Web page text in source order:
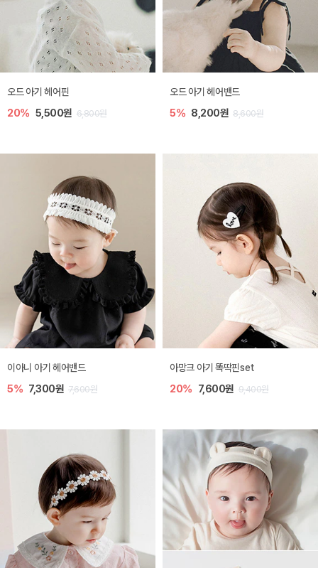
오드 아기 헤어핀
20% 5,500원 6,800원
오드 아기 헤어밴드
5% 8,200원 8,600원
이아니 아기 헤어밴드
5% 7,300원 7,600원
아망크 아기 똑딱핀set
20% 7,600원 9,400원